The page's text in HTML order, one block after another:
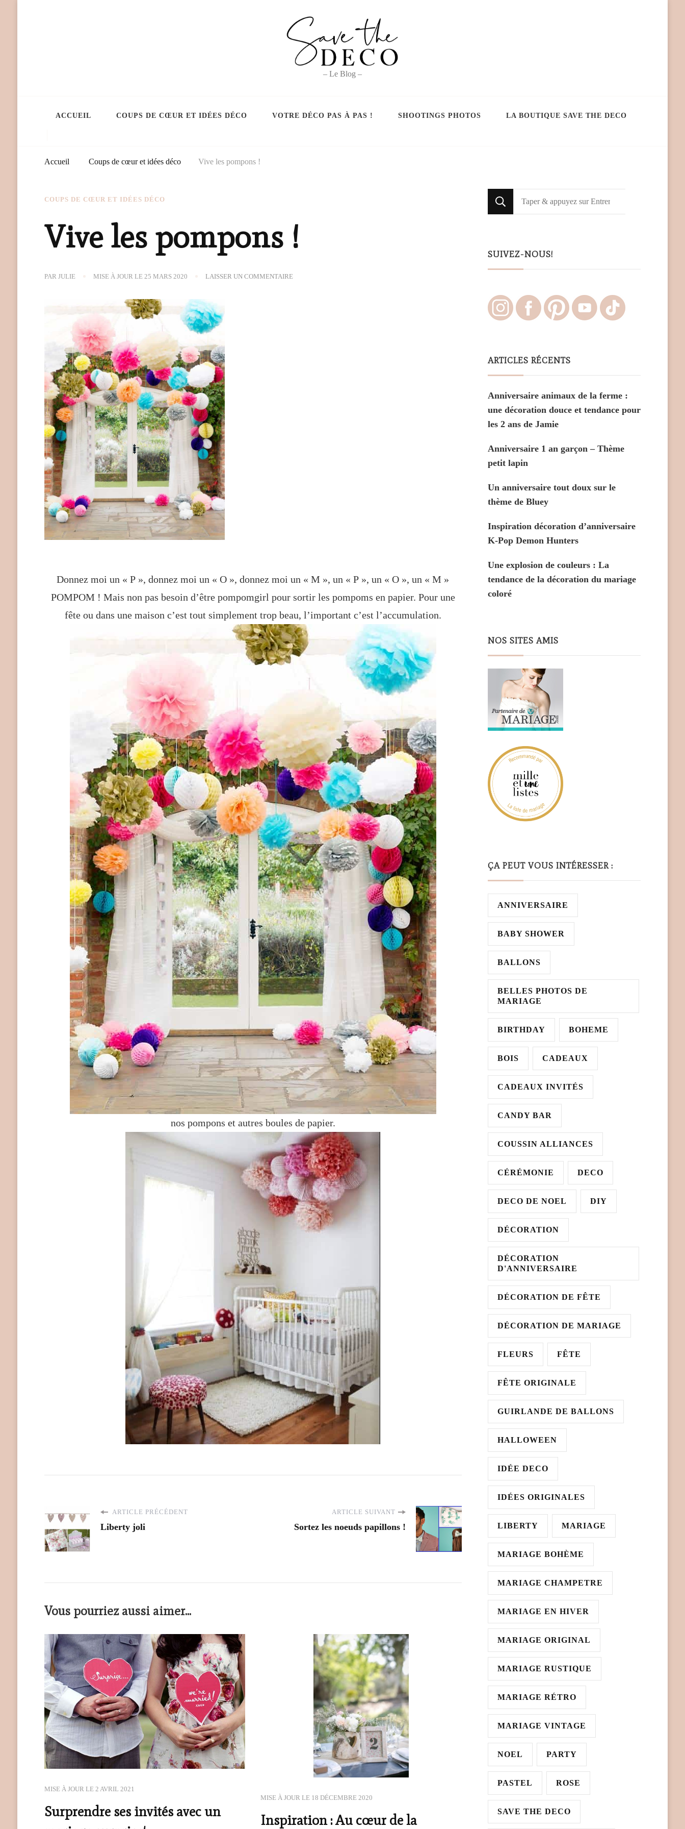
– Le Blog –
ACCUEIL COUPS DE CŒUR ET IDÉES DÉCO VOTRE DÉCO PAS À PAS ! SHOOTINGS PHOTOS LA BOUTIQUE SAVE THE DECO
Accueil Coups de cœur et idées déco Vive les pompons !
COUPS DE CŒUR ET IDÉES DÉCO
Vive les pompons !
PAR JULIE MISE À JOUR LE 25 MARS 2020 LAISSER UN COMMENTAIRESUR
Donnez moi un « P », donnez moi un « O », donnez moi un « M », un « P », un « O », un « M »
POMPOM ! Mais non pas besoin d’être pompomgirl pour sortir les pompoms en papier. Pour une
fête ou dans une maison c’est tout simplement trop beau, l’important c’est l’accumulation.
nos pompons et autres boules de papier.
ARTICLE PRÉCÉDENT
Liberty joli
ARTICLE SUIVANT
Sortez les noeuds papillons !
Vous pourriez aussi aimer...
MISE À JOUR LE 2 AVRIL 2021
Surprendre ses invités avec un
MISE À JOUR LE 18 DÉCEMBRE 2020
Inspiration : Au cœur de la
Looking
for
SUIVEZ-NOUS!
ARTICLES RÉCENTS
Anniversaire animaux de la ferme :
une décoration douce et tendance pour
les 2 ans de Jamie
Anniversaire 1 an garçon – Thème
petit lapin
Un anniversaire tout doux sur le
thème de Bluey
Inspiration décoration d’anniversaire
K-Pop Demon Hunters
Une explosion de couleurs : La
tendance de la décoration du mariage
coloré
NOS SITES AMIS
ÇA PEUT VOUS INTÉRESSER :
ANNIVERSAIRE
BABY SHOWER
BALLONS
BELLES PHOTOS DE
MARIAGE
BIRTHDAY BOHEME
BOIS CADEAUX
CADEAUX INVITÉS
CANDY BAR
COUSSIN ALLIANCES
CÉRÉMONIE DECO
DECO DE NOEL DIY
DÉCORATION
DÉCORATION
D'ANNIVERSAIRE
DÉCORATION DE FÊTE
DÉCORATION DE MARIAGE
FLEURS FÊTE
FÊTE ORIGINALE
GUIRLANDE DE BALLONS
HALLOWEEN
IDÉE DECO
IDÉES ORIGINALES
LIBERTY MARIAGE
MARIAGE BOHÈME
MARIAGE CHAMPETRE
MARIAGE EN HIVER
MARIAGE ORIGINAL
MARIAGE RUSTIQUE
MARIAGE RÉTRO
MARIAGE VINTAGE
NOEL PARTY
PASTEL ROSE
SAVE THE DECO